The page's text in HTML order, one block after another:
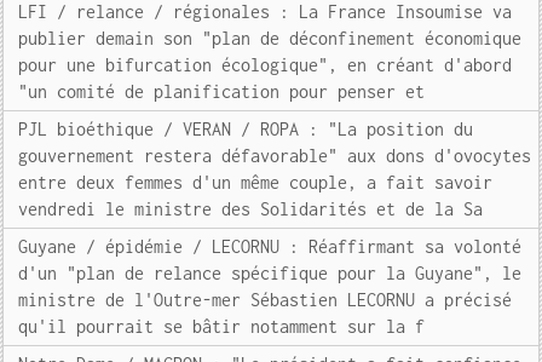
LFI / relance / régionales : La France Insoumise va
publier demain son "plan de déconfinement économique
pour une bifurcation écologique", en créant d'abord
"un comité de planification pour penser et
PJL bioéthique / VERAN / ROPA : "La position du
gouvernement restera défavorable" aux dons d'ovocytes
entre deux femmes d'un même couple, a fait savoir
vendredi le ministre des Solidarités et de la Sa
Guyane / épidémie / LECORNU : Réaffirmant sa volonté
d'un "plan de relance spécifique pour la Guyane", le
ministre de l'Outre-mer Sébastien LECORNU a précisé
qu'il pourrait se bâtir notamment sur la f